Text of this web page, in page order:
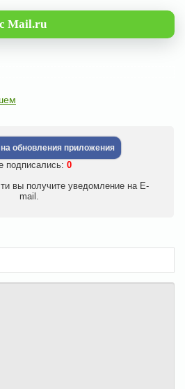
Mail.ru
обновления приложения
подписались: 0
вы получите уведомление на E-
mail.